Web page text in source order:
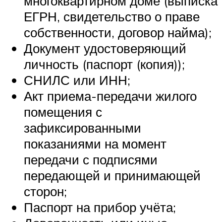
ЕГРН, свидетельство о праве
собственности, договор найма);
Документ удостоверяющий
личность (паспорт (копия));
СНИЛС или ИНН;
Акт приема-передачи жилого
помещения с
зафиксированными
показаниями на момент
передачи с подписями
передающей и принимающей
сторон;
Паспорт на прибор учёта;